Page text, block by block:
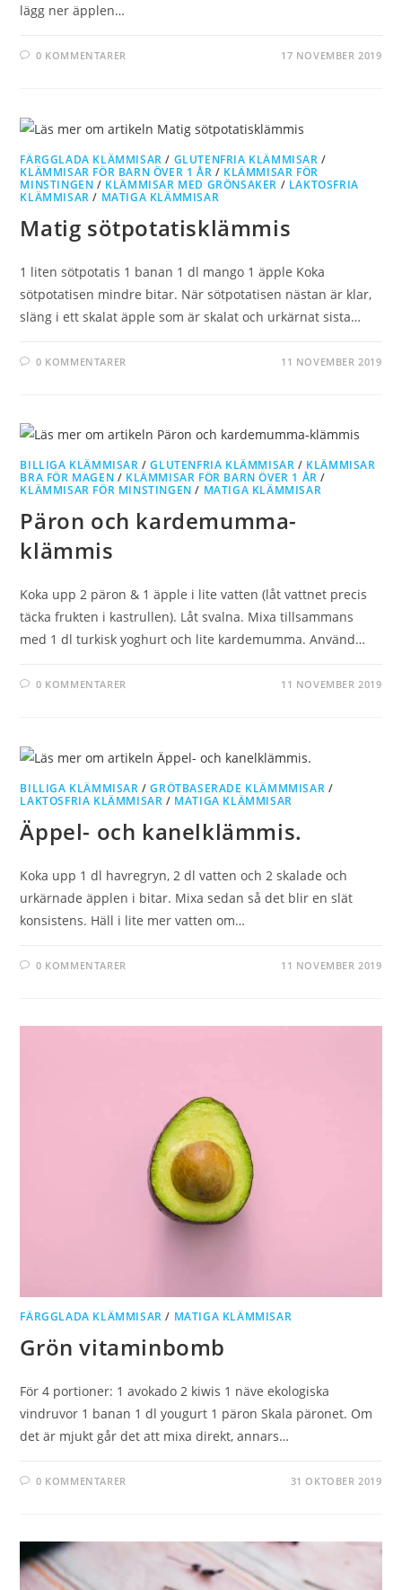
lägg ner äpplen…
0 KOMMENTARER 17 NOVEMBER 2019
FÄRGGLADA KLÄMMISAR / GLUTENFRIA KLÄMMISAR /
KLÄMMISAR FÖR BARN ÖVER 1 ÅR / KLÄMMISAR FÖR
MINSTINGEN / KLÄMMISAR MED GRÖNSAKER / LAKTOSFRIA
KLÄMMISAR / MATIGA KLÄMMISAR
Matig sötpotatisklämmis
1 liten sötpotatis 1 banan 1 dl mango 1 äpple Koka
sötpotatisen mindre bitar. När sötpotatisen nästan är klar,
släng i ett skalat äpple som är skalat och urkärnat sista…
0 KOMMENTARER 11 NOVEMBER 2019
BILLIGA KLÄMMISAR /GLUTENFRIA KLÄMMISAR / KLÄMMISAR
BRA FÖR MAGEN / KLÄMMISAR FÖR BARN ÖVER 1 ÅR /
KLÄMMISAR FÖR MINSTINGEN / MATIGA KLÄMMISAR
Päron och kardemumma-
klämmis
Koka upp 2 päron & 1 äpple i lite vatten (låt vattnet precis
täcka frukten i kastrullen). Låt svalna. Mixa tillsammans
med 1 dl turkisk yoghurt och lite kardemumma. Använd…
0 KOMMENTARER 11 NOVEMBER 2019
BILLIGA KLÄMMISAR /GRÖTBASERADE KLÄMMMISAR /
LAKTOSFRIA KLÄMMISAR / MATIGA KLÄMMISAR
Äppel- och kanelklämmis.
Koka upp 1 dl havregryn, 2 dl vatten och 2 skalade och
urkärnade äpplen i bitar. Mixa sedan så det blir en slät
konsistens. Häll i lite mer vatten om…
0 KOMMENTARER 11 NOVEMBER 2019
FÄRGGLADA KLÄMMISAR / MATIGA KLÄMMISAR
Grön vitaminbomb
För 4 portioner: 1 avokado 2 kiwis 1 näve ekologiska
vindruvor 1 banan 1 dl yougurt 1 päron Skala päronet. Om
det är mjukt går det att mixa direkt, annars…
0 KOMMENTARER 31 OKTOBER 2019